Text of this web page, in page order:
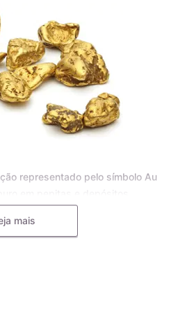
mais
representado pelo símbolo Au
inclusões em rochas
o quartzo. Para joias, o ouro